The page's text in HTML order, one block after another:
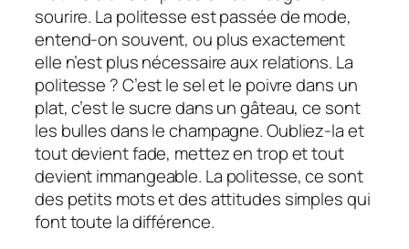
sourire. La politesse est passée de mode,
entend-on souvent, ou plus exactement
elle n’est plus nécessaire aux relations. La
politesse ? C’est le sel et le poivre dans un
plat, c’est le sucre dans un gâteau, ce sont
les bulles dans le champagne. Oubliez-la et
tout devient fade, mettez en trop et tout
devient immangeable. La politesse, ce sont
des petits mots et des attitudes simples qui
font toute la différence.